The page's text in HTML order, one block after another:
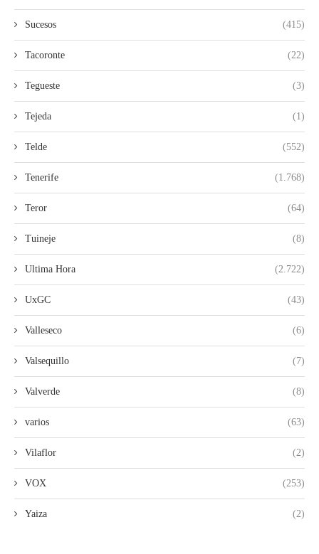
Sucesos (415)
Tacoronte (22)
Tegueste (3)
Tejeda (1)
Telde (552)
Tenerife (1.768)
Teror (64)
Tuineje (8)
Ultima Hora (2.722)
UxGC (43)
Valleseco (6)
Valsequillo (7)
Valverde (8)
varios (63)
Vilaflor (2)
VOX (253)
Yaiza (2)